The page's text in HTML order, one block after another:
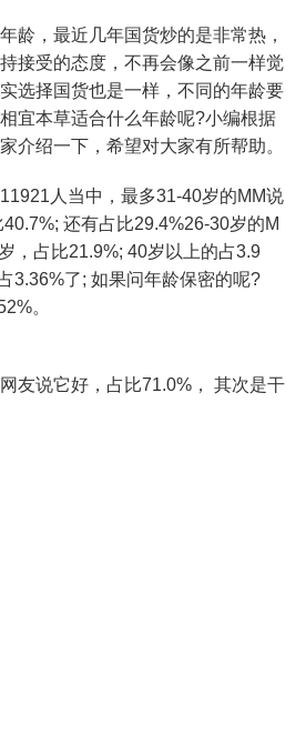
龄，最近几年国货炒的是非常热，
接受的态度，不再会像之前一样觉
选择国货也是一样，不同的年龄要
宜本草适合什么年龄呢?小编根据
介绍一下，希望对大家有所帮助。
人当中，最多31-40岁的MM说
还有占比29.4%26-30岁的M
，占比21.9%; 40岁以上的占3.9
3.36%了; 如果问年龄保密的呢?
。
友说它好，占比71.0%， 其次是干